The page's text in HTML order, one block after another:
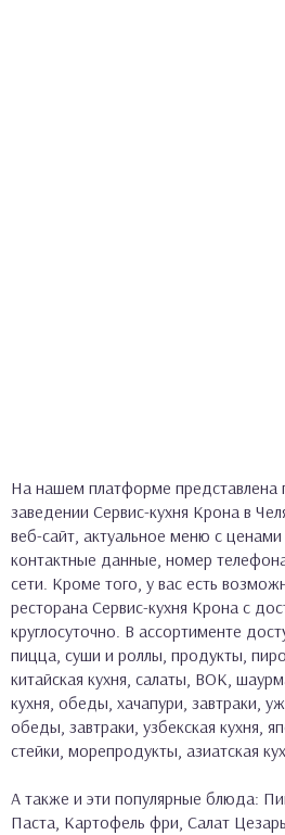
На нашем платформе представлена
заведении Сервис-кухня Крона в
веб-сайт, актуальное меню с
контактные данные, номер
сети. Кроме того, у вас есть
ресторана Сервис-кухня Крона с
круглосуточно. В ассортименте
пицца, суши и роллы, продукты,
китайская кухня, салаты, ВОК,
кухня, обеды, хачапури, завтраки,
обеды, завтраки, узбекская кухня,
стейки, морепродукты, азиатская
А также и эти популярные блюда:
Паста, Картофель фри, Салат